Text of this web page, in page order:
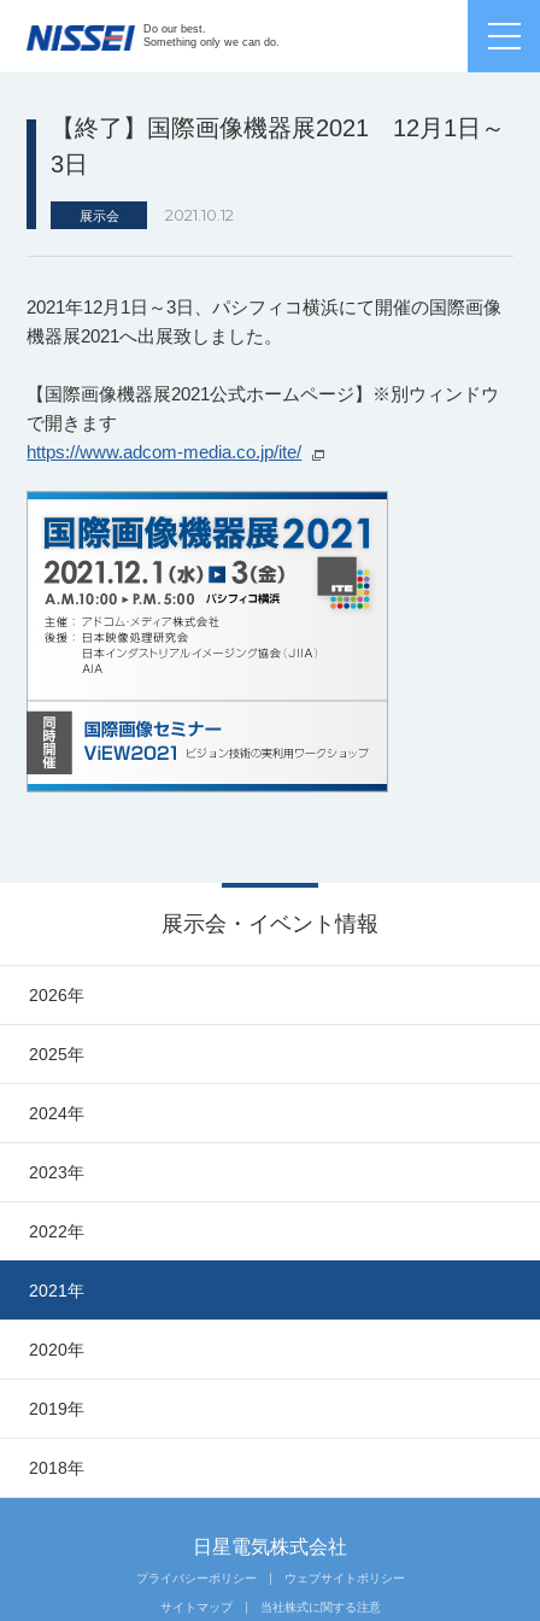
Do our best.
Something only we can do.
【終了】国際画像機器展2021 12月1日～
3日
展示会 2021.10.12
2021年12月1日～3日、パシフィコ横浜にて開催の国際画像
機器展2021へ出展致しました。
【国際画像機器展2021公式ホームページ】※別ウィンドウ
で開きます
https://www.adcom-media.co.jp/ite/
展示会・イベント情報
2026年
2025年
2024年
2023年
2022年
2021年
2020年
2019年
2018年
日星電気株式会社
プライバシーポリシー ウェブサイトポリシー
サイトマップ 当社株式に関する注意